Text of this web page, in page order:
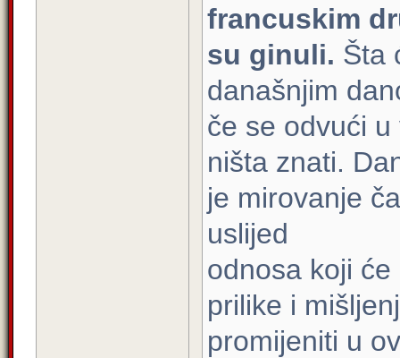
francuskim
su ginuli. Šta
današnjim
če se odvući
ništa znati.
je mirovanje
uslijed
odnosa koji
prilike i
promijeniti u